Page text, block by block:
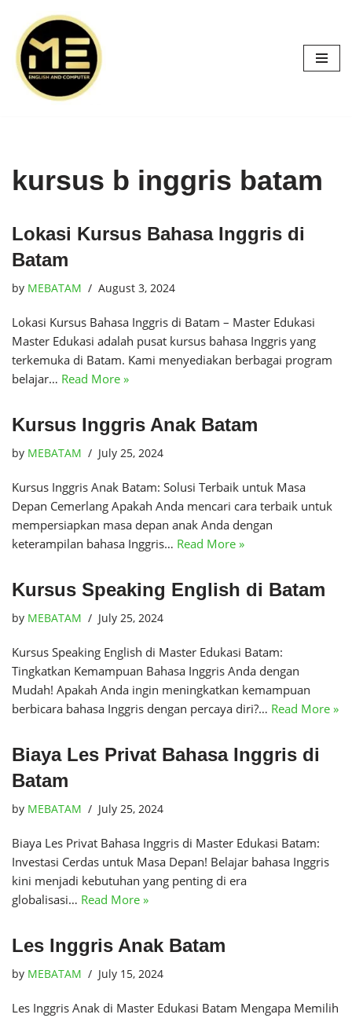
Skip
to
content
kursus b inggris batam
Lokasi Kursus Bahasa Inggris di
Batam
by MEBATAM August 3, 2024
Lokasi Kursus Bahasa Inggris di Batam – Master Edukasi
Master Edukasi adalah pusat kursus bahasa Inggris yang
terkemuka di Batam. Kami menyediakan berbagai program
belajar… Read More »
Kursus Inggris Anak Batam
by MEBATAM July 25, 2024
Kursus Inggris Anak Batam: Solusi Terbaik untuk Masa
Depan Cemerlang Apakah Anda mencari cara terbaik untuk
mempersiapkan masa depan anak Anda dengan
keterampilan bahasa Inggris… Read More »
Kursus Speaking English di Batam
by MEBATAM July 25, 2024
Kursus Speaking English di Master Edukasi Batam:
Tingkatkan Kemampuan Bahasa Inggris Anda dengan
Mudah! Apakah Anda ingin meningkatkan kemampuan
berbicara bahasa Inggris dengan percaya diri?… Read More »
Biaya Les Privat Bahasa Inggris di
Batam
by MEBATAM July 25, 2024
Biaya Les Privat Bahasa Inggris di Master Edukasi Batam:
Investasi Cerdas untuk Masa Depan! Belajar bahasa Inggris
kini menjadi kebutuhan yang penting di era
globalisasi… Read More »
Les Inggris Anak Batam
by MEBATAM July 15, 2024
Les Inggris Anak di Master Edukasi Batam Mengapa Memilih